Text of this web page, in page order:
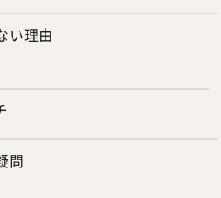
い理由
問